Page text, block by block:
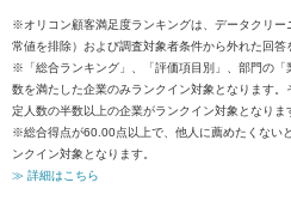
※オリコン顧客満足度ランキングは、データクリ
常値を排除）および調査対象者条件から外れた回答
※「総合ランキング」、「評価項目別」、部門の「
数を満たした企業のみランクイン対象となります
定人数の半数以上の企業がランクイン対象となりま
※総合得点が60.00点以上で、他人に薦めたくない
ンクイン対象となります。
≫ 詳細はこちら